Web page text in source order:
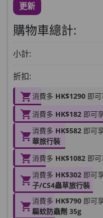
月)
此商品最多
HKD$88
HKD$145
Round
(到期日
此商品最多
HKD$85
更新
購物車總計:
小計:
折扣:
消費多 HK$1290 即
消費多 HK$182 即可
消費多 HK$582 即可
華旅行裝
消費多 HK$1082 即
消費多 HK$302 即可
子/CS4蟲草旅行裝
消費多 HK$790 即可
驅蚊防蟲劑 35g